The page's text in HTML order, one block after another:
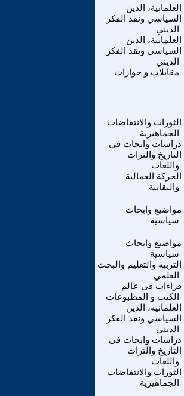
العلمانية، الدين
السياسي ونقد الفكر
الديني
العلمانية، الدين
السياسي ونقد الفكر
الديني
مقابلات و حوارات
الثورات والانتفاضات
الجماهيرية
دراسات وابحاث في
التاريخ والتراث
واللغات
الحركة العمالية
والنقابية
مواضيع وابحاث
سياسية
مواضيع وابحاث
سياسية
التربية والتعليم والبحث
العلمي
قراءات في عالم
الكتب و المطبوعات
العلمانية، الدين
السياسي ونقد الفكر
الديني
دراسات وابحاث في
التاريخ والتراث
واللغات
الثورات والانتفاضات
الجماهيرية